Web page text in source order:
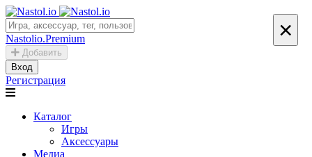
Nastolio.Premium
Добавить
Вход
Регистрация
Каталог
Игры
Аксессуары
Медиа
×